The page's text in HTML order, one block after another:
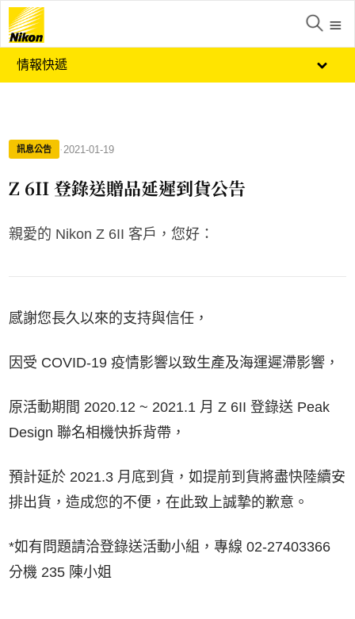
情報快遞
訊息公告 · 2021-01-19
Z 6II 登錄送贈品延遲到貨公告
親愛的 Nikon Z 6II 客戶，您好：
感謝您長久以來的支持與信任，
因受 COVID-19 疫情影響以致生產及海運遲滯影響，
原活動期間 2020.12 ~ 2021.1 月 Z 6II 登錄送 Peak
Design 聯名相機快拆背帶，
預計延於 2021.3 月底到貨，如提前到貨將盡快陸續安
排出貨，造成您的不便，在此致上誠摯的歉意。
*如有問題請洽登錄送活動小組，專線 02-27403366
分機 235 陳小姐